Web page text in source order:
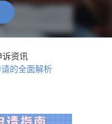
诉资讯
的全面解析